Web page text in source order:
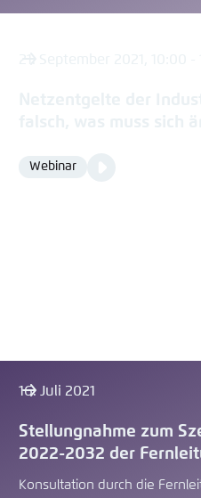
Format
Webinar
16. Juli 2021
Stellungnahme zum
2022-2032 der
Konsultation durch die